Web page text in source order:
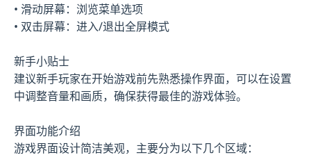
• 滑动屏幕：浏览菜单选项
• 双击屏幕：进入/退出全屏模式
新手小贴士
建议新手玩家在开始游戏前先熟悉操作界面，可以在设置
中调整音量和画质，确保获得最佳的游戏体验。
界面功能介绍
游戏界面设计简洁美观，主要分为以下几个区域：